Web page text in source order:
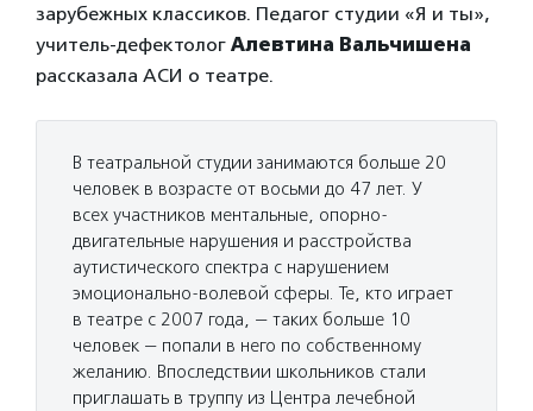
зарубежных классиков. Педагог студии «Я и ты»,
учитель-дефектолог Алевтина Вальчишена
рассказала АСИ о театре.
В театральной студии занимаются больше 20
человек в возрасте от восьми до 47 лет. У
всех участников ментальные, опорно-
двигательные нарушения и расстройства
аутистического спектра с нарушением
эмоционально-волевой сферы. Те, кто играет
в театре с 2007 года, — таких больше 10
человек — попали в него по собственному
желанию. Впоследствии школьников стали
приглашать в труппу из Центра лечебной